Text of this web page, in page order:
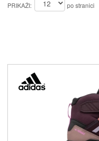
PRIKAŽI: po stranici